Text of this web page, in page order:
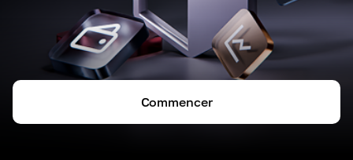
Commencer